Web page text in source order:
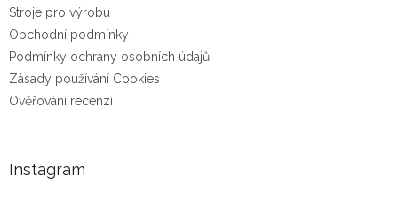
Stroje pro výrobu
Obchodní podmínky
Podmínky ochrany osobních údajů
Zásady používání Cookies
Ověřování recenzí
Instagram